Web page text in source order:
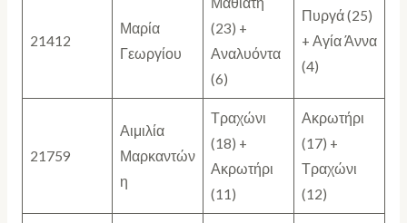
21412
Μαρία
Γεωργίου
(23) +
Αναλυόντα
(6)
Πυργά (25)
+ Αγία Άννα
(4)
21759
Αιμιλία
Μαρκαντών
η
Τραχώνι
(18) +
Ακρωτήρι
(11)
Ακρωτήρι
(17) +
Τραχώνι
(12)